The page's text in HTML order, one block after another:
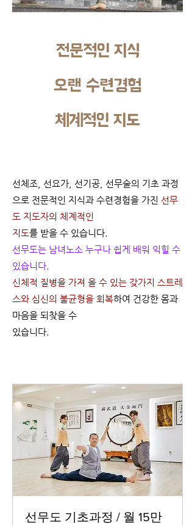
​전문적인 지식
오랜 수련경험
체계적인 지도
선체조, 선요가, 선기공, 선무술의 기초 과정
으로 전문적인 지식과 수련경험을 가진 선무
도 지도자의 체계적인
지도를 받을 수 있습니다.
선무도는 남녀노소 누구나 쉽게 배워 익힐 수
있습니다.
신체적 질병을 가져 올 수 있는 갖가지 스트레
스와 심신의 불균형을 회복하여 건강한 몸과
마음을 되찾을 수
있습니다.
선무도 기초과정 / 월 15만